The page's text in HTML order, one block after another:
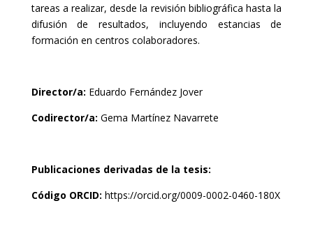
tareas a realizar, desde la revisión bibliográfica hasta la
difusión de resultados, incluyendo estancias de
formación en centros colaboradores.
Director/a: Eduardo Fernández Jover
Codirector/a: Gema Martínez Navarrete
Publicaciones derivadas de la tesis:
Código ORCID: https://orcid.org/0009-0002-0460-180X